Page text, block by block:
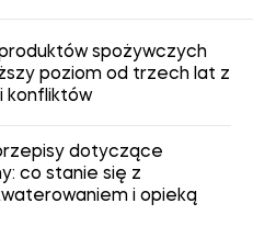
spożywczych
poziom od trzech lat z
konfliktów
dotyczące
co stanie się z
i opieką